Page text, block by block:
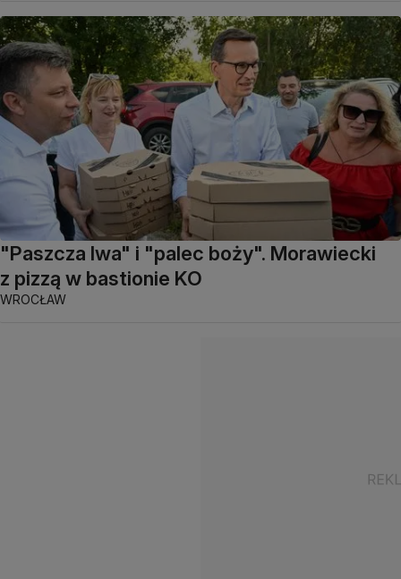
"Paszcza lwa" i "palec boży". Morawiecki
z pizzą w bastionie KO
WROCŁAW